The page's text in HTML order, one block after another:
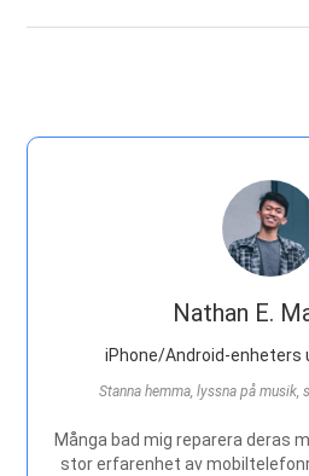
Nathan E.
iPhone/Android-enheters
Stanna hemma, lyssna på musik,
Många bad mig reparera deras
stor erfarenhet av